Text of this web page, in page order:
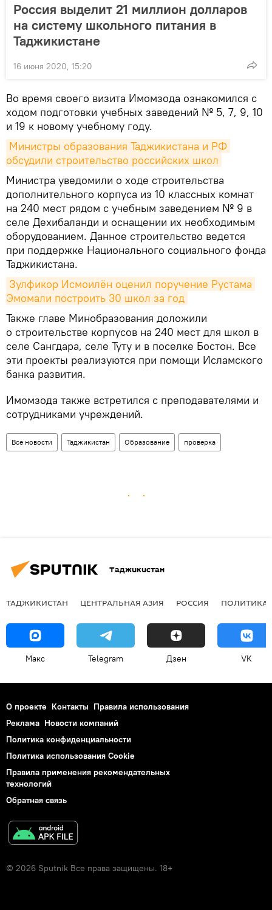
Россия выделит 21 миллион долларов
на систему школьного питания в
Таджикистане
16 июня 2020, 15:20
Во время своего визита Имомзода ознакомился с
ходом подготовки учебных заведений № 5, 7, 9, 10
и 19 к новому учебному году.
Министры образования Таджикистана и РФ
обсудили строительство российских школ
Министра уведомили о ходе строительства
дополнительного корпуса из 10 классных комнат
на 240 мест рядом с учебным заведением № 9 в
селе Дехибаланди и оснащении их необходимым
оборудованием. Данное строительство ведется
при поддержке Национального социального фонда
Таджикистана.
Зулфикор Исмоилён оценил поручение Рустама
Эмомали построить 30 школ за год
Также главе Минобразования доложили
о строительстве корпусов на 240 мест для школ в
селе Сангдара, селе Туту и в поселке Бостон. Все
эти проекты реализуются при помощи Исламского
банка развития.
Имомзода также встретился с преподавателями и
сотрудниками учреждений.
Все новости Таджикистан Образование проверка
Таджикистан
ТАДЖИКИСТАН ЦЕНТРАЛЬНАЯ АЗИЯ РОССИЯ ПОЛИТИКА
Макс Telegram Дзен VK
О проекте Контакты Правила использования
Реклама Новости компаний
Политика конфиденциальности
Политика использования Cookie
Правила применения рекомендательных
технологий
Обратная связь
© 2026 Sputnik Все права защищены. 18+